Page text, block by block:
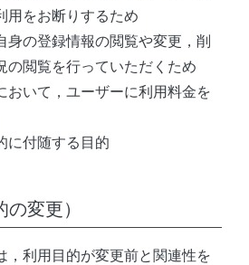
用をお断りするため
身の登録情報の閲覧や変更，削
の閲覧を行っていただくため
おいて，ユーザーに利用料金を
に付随する目的
変更）
，利用目的が変更前と関連性を